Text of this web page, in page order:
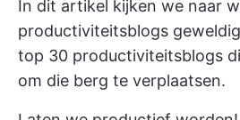
In dit artikel kijken we naar
productiviteitsblogs
top 30 productiviteitsblogs
om die berg te verplaatsen.